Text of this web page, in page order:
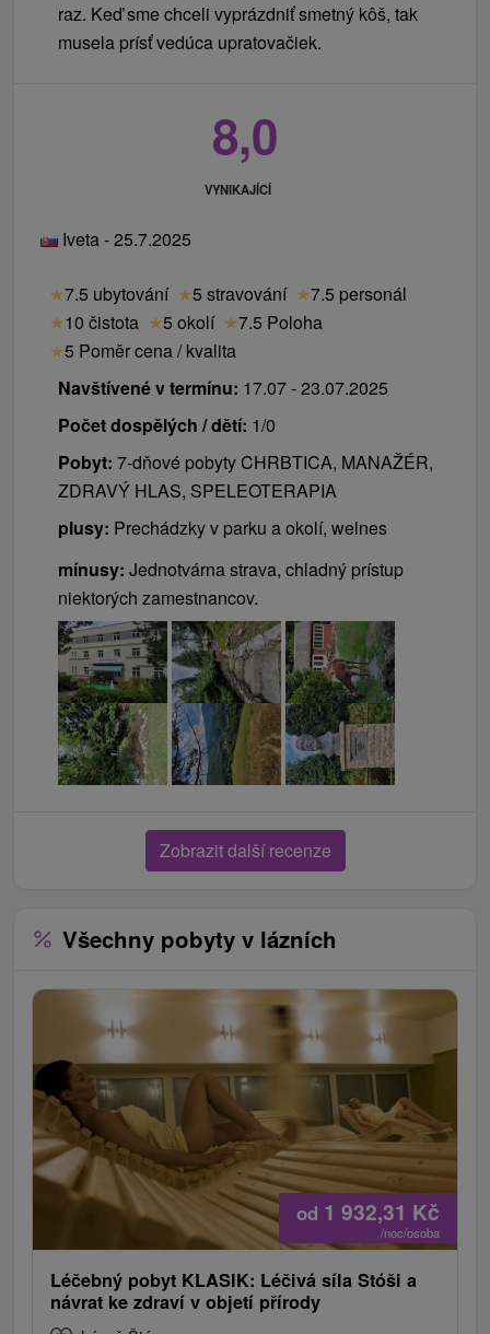
raz. Keď sme chceli vyprázdniť smetný kôš, tak
musela prísť vedúca upratovačiek.
8,0
VYNIKAJÍCÍ
Iveta - 25.7.2025
★7.5 ubytování ★5 stravování ★7.5 personál
★10 čistota ★5 okolí ★7.5 Poloha
★5 Poměr cena / kvalita
Navštívené v termínu: 17.07 - 23.07.2025
Počet dospělých / dětí: 1/0
Pobyt: 7-dňové pobyty CHRBTICA, MANAŽÉR,
ZDRAVÝ HLAS, SPELEOTERAPIA
plusy: Prechádzky v parku a okolí, welnes
mínusy: Jednotvárna strava, chladný prístup
niektorých zamestnancov.
Zobrazit další recenze
Všechny pobyty v lázních
od 1 932,31 Kč
/noc/osoba
Léčebný pobyt KLASIK: Léčivá síla Stóši a
návrat ke zdraví v objetí přírody